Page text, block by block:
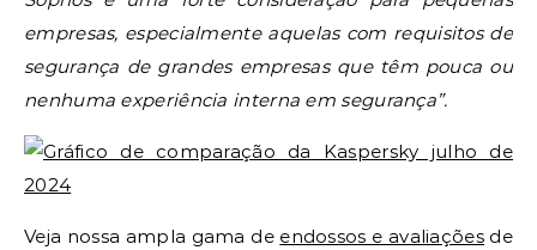
empresas, especialmente aquelas com requisitos de
segurança de grandes empresas que têm pouca ou
nenhuma experiência interna em segurança”.
Veja nossa ampla gama de endossos e avaliaçõesde